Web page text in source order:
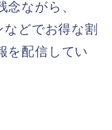
ながら、
どでお得な割
を配信してい